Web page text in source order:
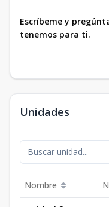
Escríbeme y
tenemos para ti.
Unidades
Nombre